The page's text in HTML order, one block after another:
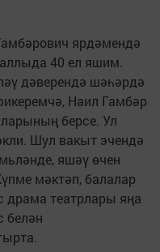
ярдәмендә
40 ел яшим.
дәверендә шәһәрдә
Наил Гамбәр
берсе. Ул
Шул вакыт эчендә
яшәү өчен
мәктәп, балалар
драма театрлары яңа
белән